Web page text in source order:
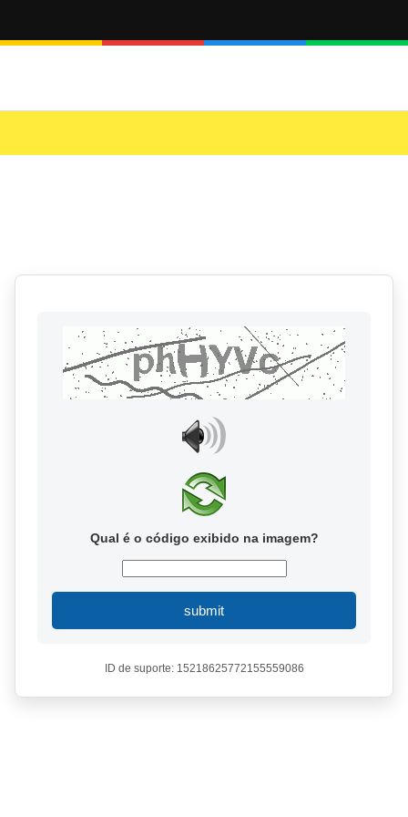
Qual é o código exibido na imagem?
submit
ID de suporte: 15218625772155559086